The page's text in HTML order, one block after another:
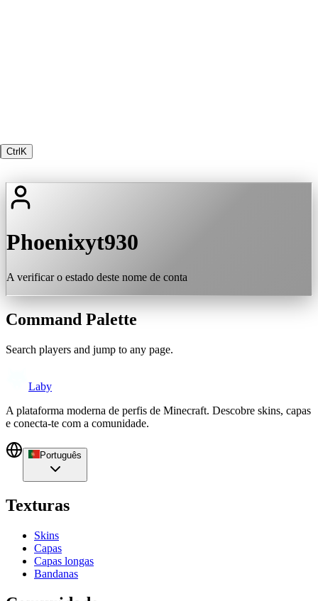
Ctrl K
Phoenixyt930
A verificar o estado deste nome de conta
Command Palette
Search players and jump to any page.
Laby
A plataforma moderna de perfis de Minecraft. Descobre skins, capas
e conecta-te com a comunidade.
Português
Texturas
Skins
Capas
Capas longas
Bandanas